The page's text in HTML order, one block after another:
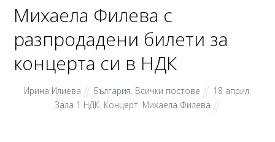
Михаела Филева с
разпродадени билети за
концерта си в НДК
Ирина Илиева България, Всички постове 18 април,
Зала 1 НДК Концерт, Михаела Филева